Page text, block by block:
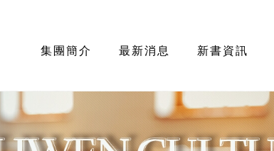
集團簡介 最新消息 新書資訊